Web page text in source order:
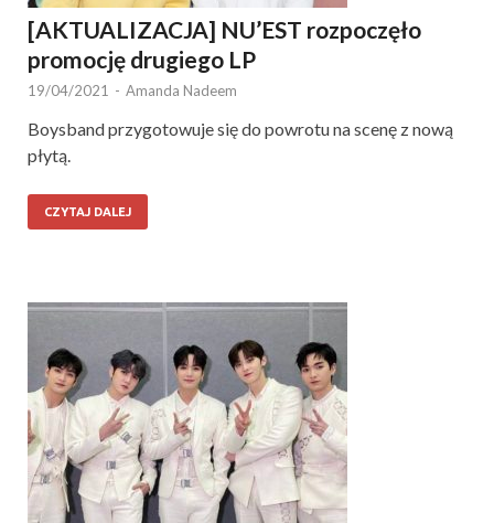
[AKTUALIZACJA] NU’EST rozpoczęło
promocję drugiego LP
19/04/2021 - Amanda Nadeem
Boysband przygotowuje się do powrotu na scenę z nową
płytą.
CZYTAJ DALEJ